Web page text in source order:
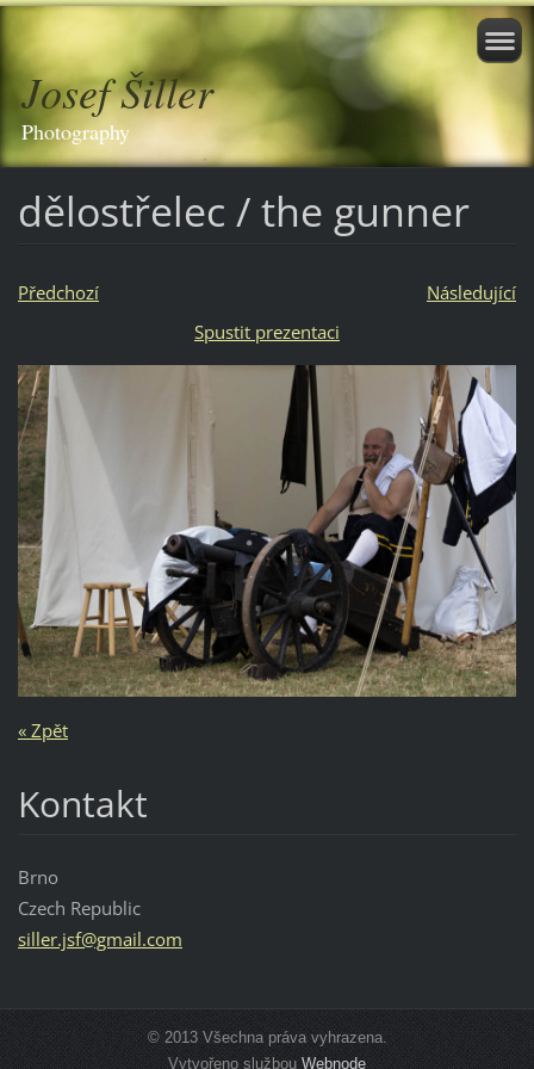
Josef Šiller
Photography
dělostřelec / the gunner
Předchozí
Následující
Spustit prezentaci
« Zpět
Kontakt
Brno
Czech Republic
siller.jsf@gmail.com
© 2013 Všechna práva vyhrazena.
Vytvořeno službouWebnode